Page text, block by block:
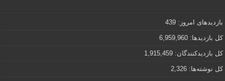
که
دنبالش
هستید
بازدیدهای امروز: 439
کل بازدیدها: 6,959,960
کل بازدیدکنند‌گان: 1,915,459
کل نوشته‌ها: 2,326